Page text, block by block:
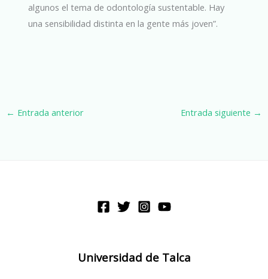
algunos el tema de odontología sustentable. Hay
una sensibilidad distinta en la gente más joven”.
← Entrada anterior Entrada siguiente →
Universidad de Talca